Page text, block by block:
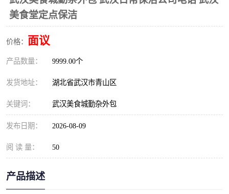
美食堂定点保洁
价格： 面议
产品数量： 9999.00个
发货地址： 湖北省武汉市青山区
关键词： 武汉美食城勤杂外包
发布日期： 2026-08-09
阅 读 量： 50
产品描述